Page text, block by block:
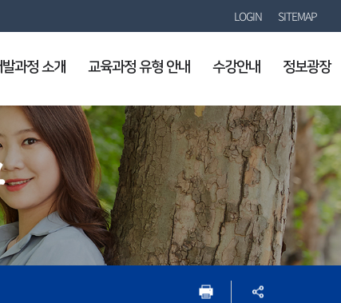
LOGIN SITEMAP
과정 소개 교육과정 유형 안내 수강안내 정보광장